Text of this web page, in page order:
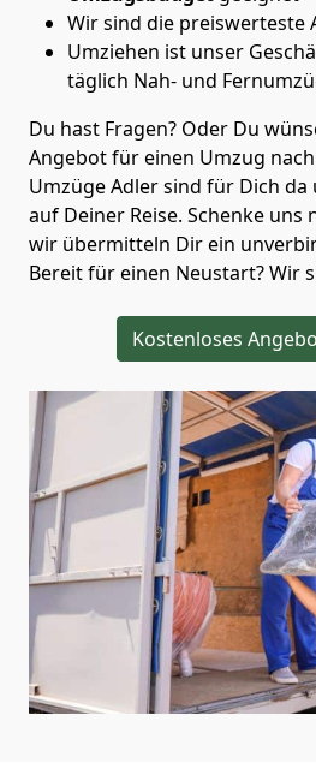
Wir sind die preiswerteste
Umziehen ist unser
täglich Nah- und
Du hast Fragen? Oder Du
Angebot für einen Umzug
Umzüge Adlersind für Dich da
auf Deiner Reise. Schenke uns
wir übermitteln Dir ein
Bereit für einen Neustart? Wir
Kostenloses